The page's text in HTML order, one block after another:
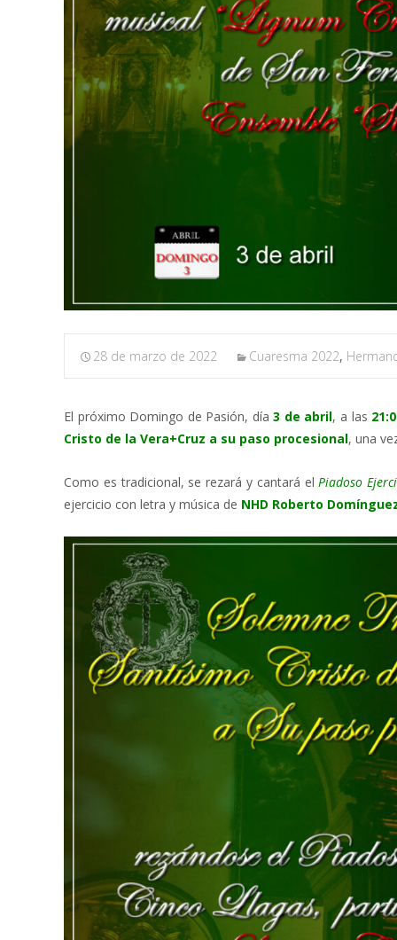
28 de marzo de 2022 Cuaresma 2022,
El próximo Domingo de Pasión, día3 de abril, a las
Cristo de la Vera+Cruz a su paso procesional, una
Como es tradicional, se rezará y cantará elPiadoso
ejercicio con letra y música de NHD Roberto